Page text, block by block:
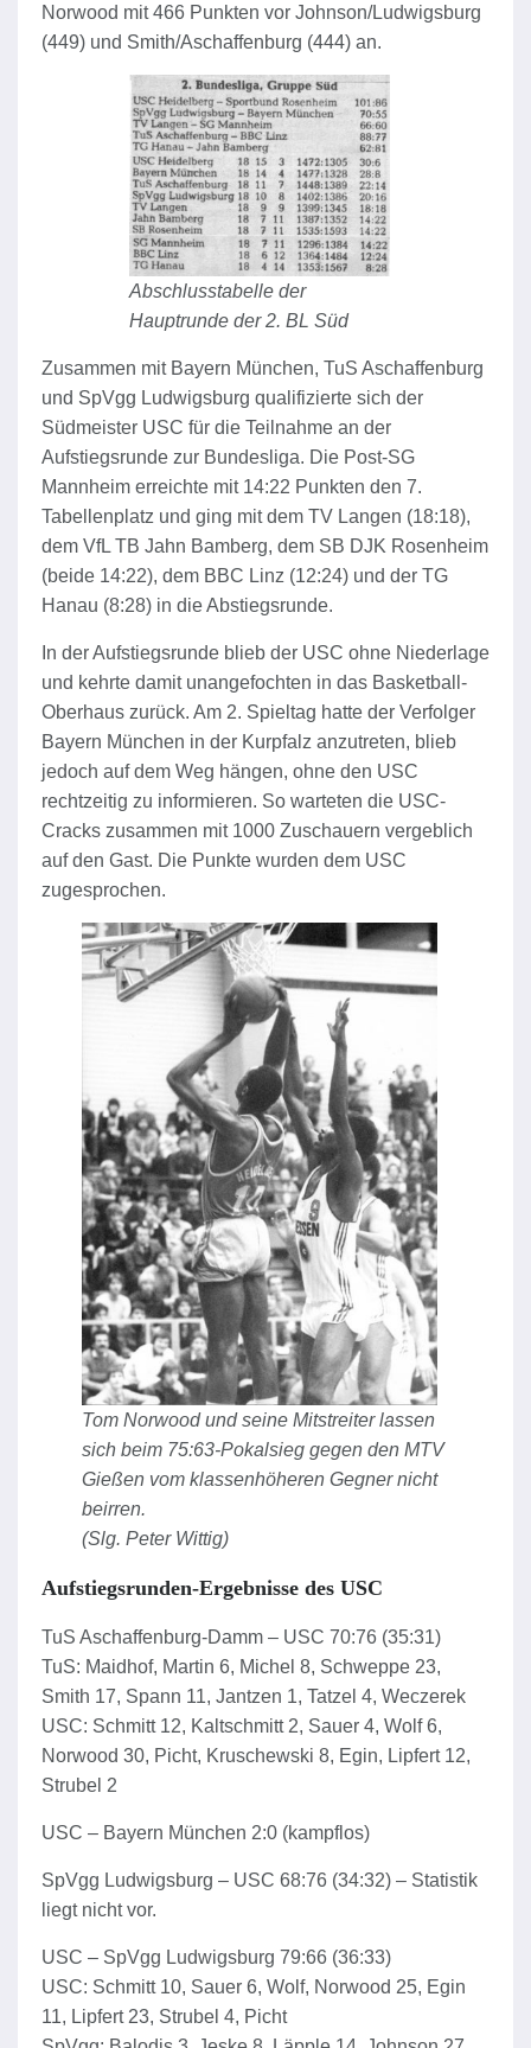
Norwood mit 466 Punkten vor Johnson/Ludwigsburg
(449) und Smith/Aschaffenburg (444) an.
Abschlusstabelle der
Hauptrunde der 2. BL Süd
Zusammen mit Bayern München, TuS Aschaffenburg
und SpVgg Ludwigsburg qualifizierte sich der
Südmeister USC für die Teilnahme an der
Aufstiegsrunde zur Bundesliga. Die Post-SG
Mannheim erreichte mit 14:22 Punkten den 7.
Tabellenplatz und ging mit dem TV Langen (18:18),
dem VfL TB Jahn Bamberg, dem SB DJK Rosenheim
(beide 14:22), dem BBC Linz (12:24) und der TG
Hanau (8:28) in die Abstiegsrunde.
In der Aufstiegsrunde blieb der USC ohne Niederlage
und kehrte damit unangefochten in das Basketball-
Oberhaus zurück. Am 2. Spieltag hatte der Verfolger
Bayern München in der Kurpfalz anzutreten, blieb
jedoch auf dem Weg hängen, ohne den USC
rechtzeitig zu informieren. So warteten die USC-
Cracks zusammen mit 1000 Zuschauern vergeblich
auf den Gast. Die Punkte wurden dem USC
zugesprochen.
Tom Norwood und seine Mitstreiter lassen
sich beim 75:63-Pokalsieg gegen den MTV
Gießen vom klassenhöheren Gegner nicht
beirren.
(Slg. Peter Wittig)
Aufstiegsrunden-Ergebnisse des USC
TuS Aschaffenburg-Damm – USC 70:76 (35:31)
TuS: Maidhof, Martin 6, Michel 8, Schweppe 23,
Smith 17, Spann 11, Jantzen 1, Tatzel 4, Weczerek
USC: Schmitt 12, Kaltschmitt 2, Sauer 4, Wolf 6,
Norwood 30, Picht, Kruschewski 8, Egin, Lipfert 12,
Strubel 2
USC – Bayern München 2:0 (kampflos)
SpVgg Ludwigsburg – USC 68:76 (34:32) – Statistik
liegt nicht vor.
USC – SpVgg Ludwigsburg 79:66 (36:33)
USC: Schmitt 10, Sauer 6, Wolf, Norwood 25, Egin
11, Lipfert 23, Strubel 4, Picht